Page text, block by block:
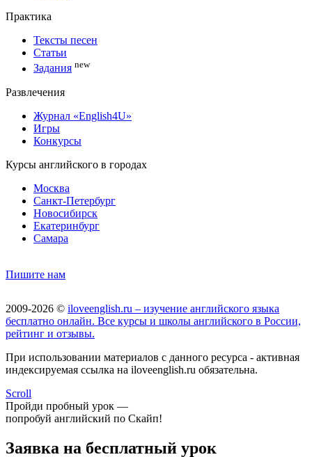
Практика
Тексты песен
Статьи
Задания new
Развлечения
Журнал «English4U»
Игры
Конкурсы
Курсы английского в городах
Москва
Санкт-Петербург
Новосибирск
Екатеринбург
Самара
Пишите нам
2009-2026 © iloveenglish.ru – изучение английского языка
бесплатно онлайн. Все курсы и школы английского в России,
рейтинг и отзывы.
При использовании материалов с данного ресурса - активная
индексируемая ссылка на iloveenglish.ru обязательна.
Scroll
Пройди пробный урок —
попробуй английский по Скайп!
Заявка на бесплатный урок